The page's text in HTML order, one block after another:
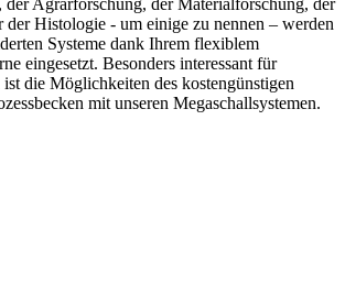
Histologie - um einige zu nennen – werden
Systeme dank Ihrem flexiblem
eingesetzt. Besonders interessant für
die Möglichkeiten des kostengünstigen
mit unseren Megaschallsystemen.